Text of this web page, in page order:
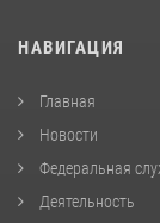
НАВИГАЦИЯ
Главная
Новости
Федеральная
Деятельность